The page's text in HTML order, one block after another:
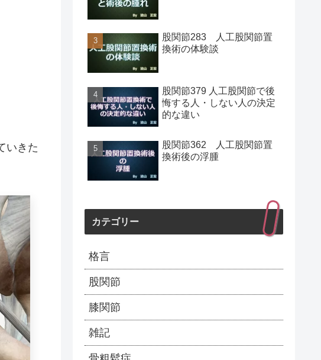
いきた
股関節283 人工股関節置
換術の体験談
股関節379 人工股関節で後
悔する人・しない人の決定
的な違い
股関節362 人工股関節置
換術後の浮腫
カテゴリー
格言
股関節
膝関節
雑記